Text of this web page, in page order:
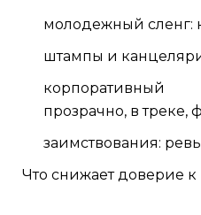
молодежный сленг:
штампы и
корпоративный
прозрачно, в треке,
заимствования:
Что снижает доверие к